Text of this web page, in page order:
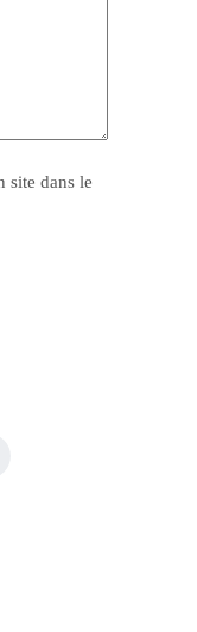
site dans le